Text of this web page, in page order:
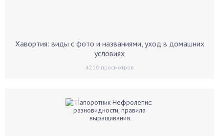
Хавортия: виды с фото и названиями, уход в домашних
условиях
4210просмотров